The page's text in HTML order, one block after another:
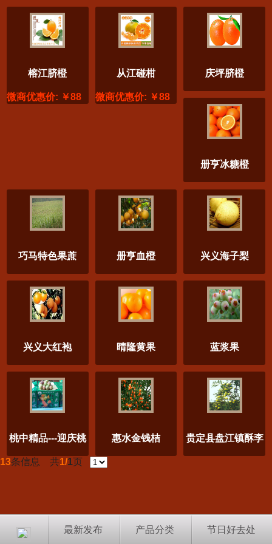
榕江脐橙
微商优惠价: ￥88
从江碰柑
微商优惠价: ￥88
庆坪脐橙
册亨冰糖橙
巧马特色果蔗 册亨血橙 兴义海子梨
兴义大红袍 晴隆黄果 蓝浆果
桃中精品---迎庆桃 惠水金钱桔 贵定县盘江镇酥李
13条信息 共1/1页
最新发布 产品分类 节日好去处